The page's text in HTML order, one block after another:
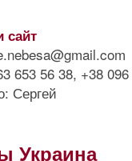
сайт
653 56 38, +38
Сергей
Украина